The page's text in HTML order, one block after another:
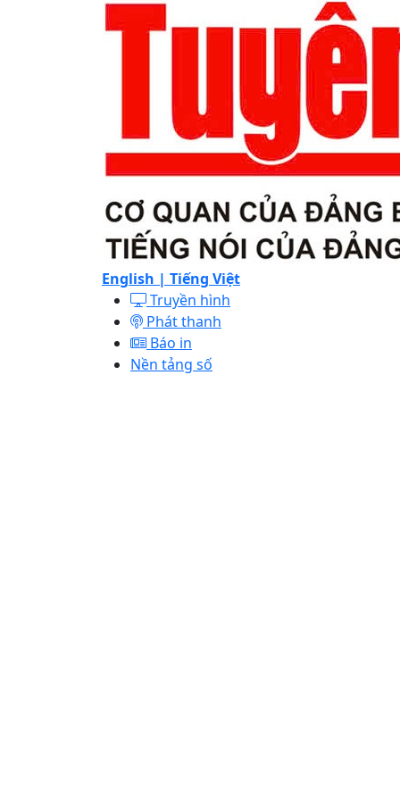
English | Tiếng Việt
Truyền hình
Phát thanh
Báo in
Nền tảng số